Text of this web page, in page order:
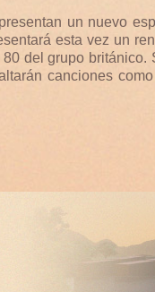
un nuevo
esta vez un
del grupo
canciones como